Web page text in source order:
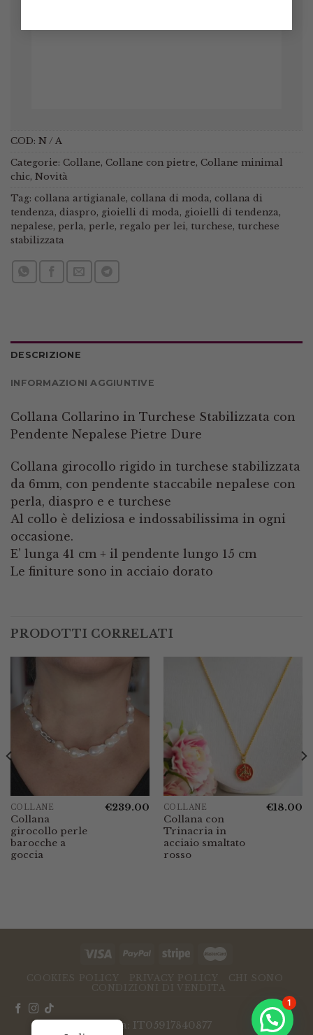
COD: N / A
Categorie: Collane, Collane con pietre, Collane minimal
chic, Novità
Tag: collana artigianale, collana di moda, collana di
tendenza, diaspro, gioielli di moda, gioielli di tendenza,
nepalese, perla, perle, regalo per lei, turchese, turchese
stabilizzata
DESCRIZIONE
INFORMAZIONI AGGIUNTIVE
Collana Collarino in Turchese Stabilizzata con
Pendente Nepalese Pietre Dure
Collana girocollo rigido in turchese stabilizzata
da 6mm, con pendente staccabile nepalese con
perla, diaspro e e turchese
Al collo è deliziosa e indossabilissima in ogni
occasione.
E’ lunga 41 cm + il pendente lungo 15 cm
Le finiture sono in acciaio dorato
PRODOTTI CORRELATI
COLLANE
Collana
girocollo perle
barocche a
goccia
€239.00 COLLANE
Collana con
Trinacria in
acciaio smaltato
rosso
€18.00
P.Iva: IT05917840877
1